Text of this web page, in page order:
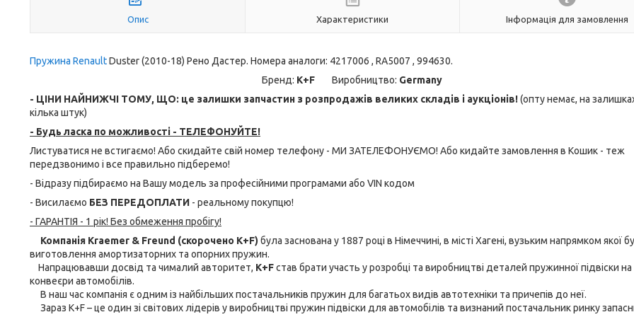
Опис Характеристики Інформація для замовлення
Пружина RenaultDuster (2010-18) Рено Дастер. Номера аналоги: 4217006 , RA5007 , 994630.
Бренд: K+FВиробництво: Germany
- ЦІНИ НАЙНИЖЧІ ТОМУ, ЩО: це залишки запчастин з розпродажів великих складів і аукціонів!(опту немає, на
кілька штук)
- Будь ласка по можливості - ТЕЛЕФОНУЙТЕ!
Листуватися не встигаємо! Або скидайте свій номер телефону - МИ ЗАТЕЛЕФОНУЄМО! Або кидайте замовлення в Кошик - теж
передзвонимо і все правильно підберемо!
- Відразу підбираємо на Вашу модель за професійними програмами або VIN кодом
- Висилаємо БЕЗ ПЕРЕДОПЛАТИ - реальному покупцю!
- ГАРАНТІЯ - 1 рік! Без обмеження пробігу!
Компанія Kraemer & Freund (скорочено K+F) була заснована у 1887 році в Німеччині, в місті Хагені, вузьким напрямком якої
виготовлення амортизаторних та опорних пружин.
Напрацювавши досвід та чималий авторитет, K+Fстав брати участь у розробці та виробництві деталей пружинної підвіски на
конвеєри автомобілів.
В наш час компанія є одним із найбільших постачальників пружин для багатьох видів автотехніки та причепів до неї.
Зараз K+F – це один зі світових лідерів у виробництві пружин підвіски для автомобілів та визнаний постачальник ринку